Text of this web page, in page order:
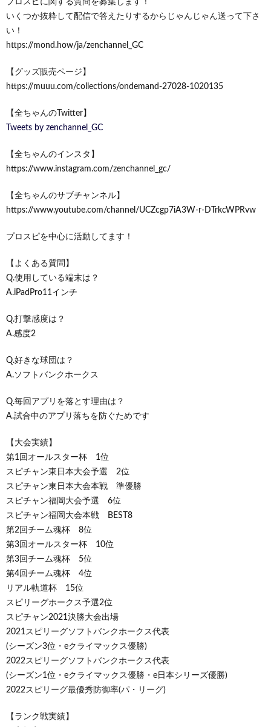
いくつか抜粋して配信で答えたりするからじゃんじゃん送って下さ
い！
https://mond.how/ja/zenchannel_GC
【グッズ販売ページ】
https://muuu.com/collections/ondemand-27028-1020135
【全ちゃんのTwitter】
Tweets by zenchannel_GC
【全ちゃんのインスタ】
https://www.instagram.com/zenchannel_gc/
【全ちゃんのサブチャンネル】
https://www.youtube.com/channel/UCZcgp7iA3W-r-DTrkcWPRvw
プロスピを中心に活動してます！
【よくある質問】
Q.使用している端末は？
A.iPadPro11インチ
Q.打撃感度は？
A.感度2
Q.好きな球団は？
A.ソフトバンクホークス
Q.毎回アプリを落とす理由は？
A.試合中のアプリ落ちを防ぐためです
【大会実績】
第1回オールスター杯 1位
スピチャン東日本大会予選 2位
スピチャン東日本大会本戦 準優勝
スピチャン福岡大会予選 6位
スピチャン福岡大会本戦 BEST8
第2回チーム魂杯 8位
第3回オールスター杯 10位
第3回チーム魂杯 5位
第4回チーム魂杯 4位
リアル軌道杯 15位
スピリーグホークス予選2位
スピチャン2021決勝大会出場
2021スピリーグソフトバンクホークス代表
(シーズン3位・eクライマックス優勝)
2022スピリーグソフトバンクホークス代表
(シーズン1位・eクライマックス優勝・e日本シリーズ優勝)
2022スピリーグ最優秀防御率(パ・リーグ)
【ランク戦実績】